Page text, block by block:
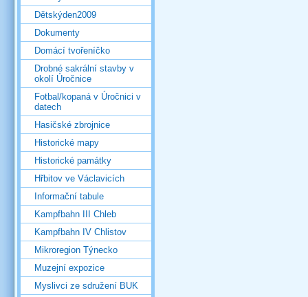
Dětskýden2009
Dokumenty
Domácí tvořeníčko
Drobné sakrální stavby v
okolí Úročnice
Fotbal/kopaná v Úročnici v
datech
Hasičské zbrojnice
Historické mapy
Historické památky
Hřbitov ve Václavicích
Informační tabule
Kampfbahn III Chleb
Kampfbahn IV Chlistov
Mikroregion Týnecko
Muzejní expozice
Myslivci ze sdružení BUK